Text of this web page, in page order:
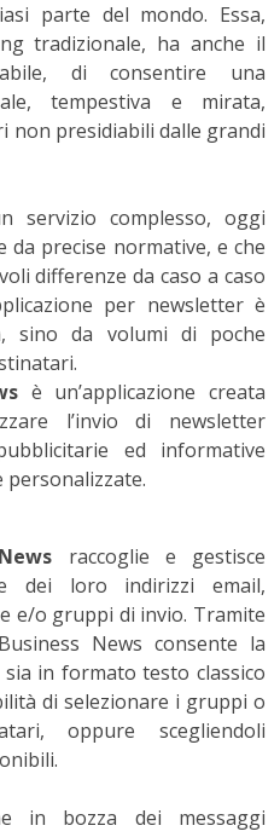
parte del mondo. Essa,
tradizionale, ha anche il
di consentire una
tempestiva e mirata,
non presidiabili dalle grandi
servizio complesso, oggi
da precise normative, e che
differenze da caso a caso
per newsletter è
sino da volumi di poche
è un’applicazione creata
l’invio di newsletter
ed informative
personalizzate.
raccoglie e gestisce
dei loro indirizzi email,
e/o gruppi di invio. Tramite
News consente la
in formato testo classico
di selezionare i gruppi o
oppure scegliendoli
in bozza dei messaggi